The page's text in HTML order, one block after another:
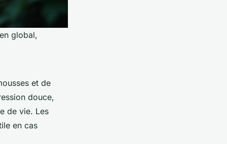
global,
et de
douce,
de vie. Les
en cas